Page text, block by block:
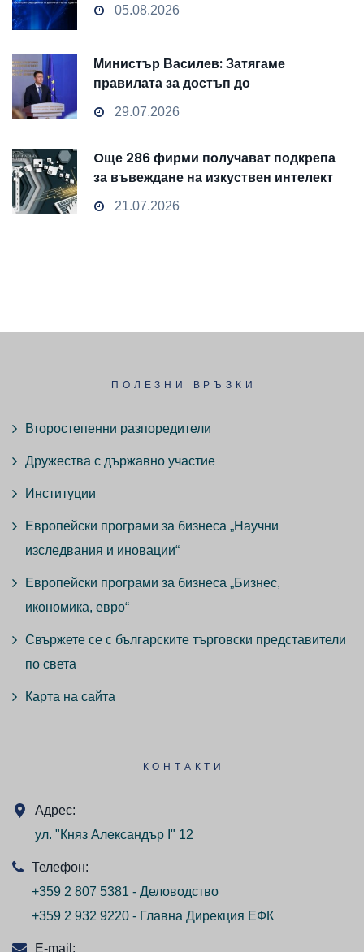
05.08.2026
Министър Василев: Затягаме
правилата за достъп до
чувствителни данни
29.07.2026
Oще 286 фирми получават подкрепа
за въвеждане на изкуствен интелект
и облачни технологии
21.07.2026
ПОЛЕЗНИ ВРЪЗКИ
Второстепенни разпоредители
Дружества с държавно участие
Институции
Европейски програми за бизнеса „Научни
изследвания и иновации“
Европейски програми за бизнеса „Бизнес,
икономика, евро“
Свържете се с българските търговски представители
по света
Карта на сайта
КОНТАКТИ
Адрес:
ул. "Княз Александър I" 12
Телефон:
+359 2 807 5381 - Деловодство
+359 2 932 9220 - Главна Дирекция ЕФК
E-mail: